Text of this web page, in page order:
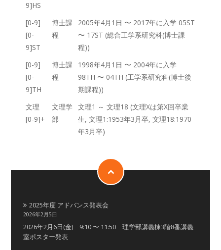
9]HS
[0-9]
[0-
9]ST
博士課
程
2005年4月1日 〜 2017年に入学 05ST
〜 17ST (総合工学系研究科(博士課
程))
[0-9]
[0-
9]TH
博士課
程
1998年4月1日 〜 2004年に入学
98TH 〜 04TH (工学系研究科(博士後
期課程))
文理
[0-9]+
文理学
部
文理1 ～ 文理18 (文理Xは第X回卒業
生, 文理1:1953年3月卒, 文理18:1970
年3月卒)
2025年度 アドバンス発表会
2026年2月5日
2026年2月6日(金) 9:10 〜 11:50 理学部講義棟3階8番講義
室ポスター発表